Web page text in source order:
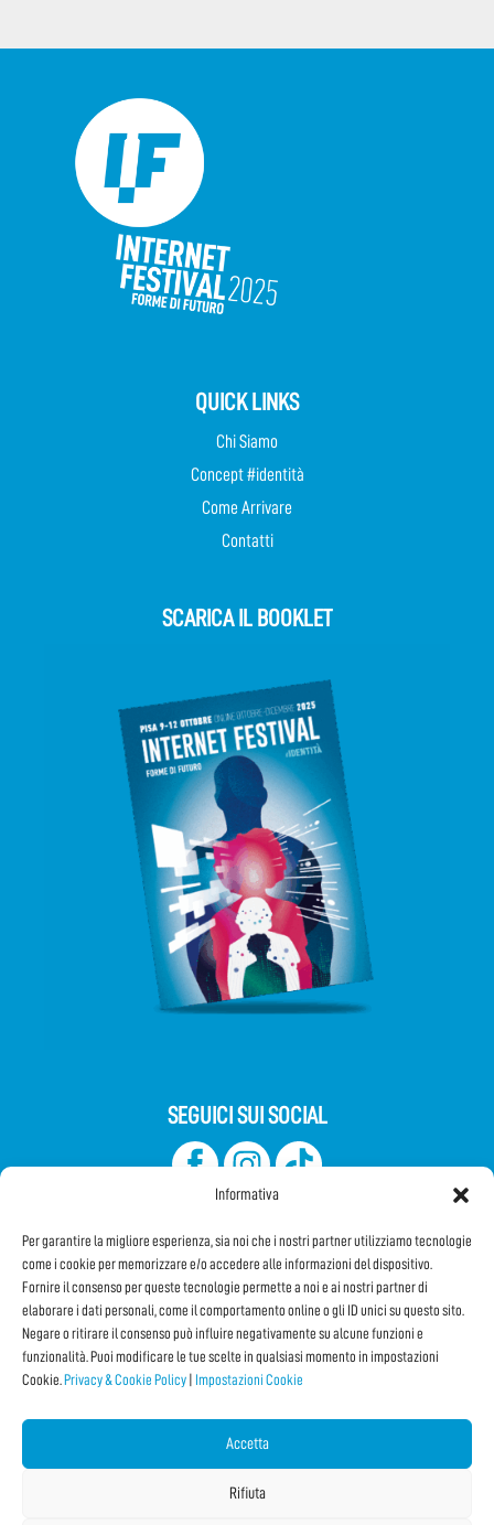
Informativa
Per garantire la migliore esperienza, sia noi che i nostri partner utilizziamo tecnologie
come i cookie per memorizzare e/o accedere alle informazioni del dispositivo.
Fornire il consenso per queste tecnologie permette a noi e ai nostri partner di
elaborare i dati personali, come il comportamento online o gli ID unici su questo sito.
Negare o ritirare il consenso può influire negativamente su alcune funzioni e
funzionalità. Puoi modificare le tue scelte in qualsiasi momento in impostazioni
Cookie. Privacy & Cookie Policy Impostazioni Cookie
Accetta
Rifiuta
QUICK LINKS
Chi Siamo
Concept #identità
Come Arrivare
Contatti
SCARICA IL BOOKLET
SEGUICI SUI SOCIAL
Iscriviti alla Newsletter
CONDIVIDI QUESTA PAGINA!
Facebook